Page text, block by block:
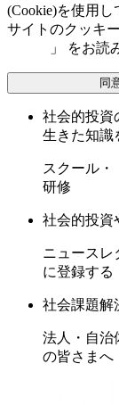
(Cookie)を使用し
サイトのクッキ
」 をお読
同
社会的投資
生きた知識
スクール・
研修
社会的投資
ニュースレ
に登録する
社会課題解
法人・自治
の皆さまへ